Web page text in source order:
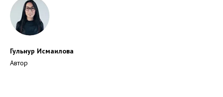
Гульнур Исмаилова
Автор